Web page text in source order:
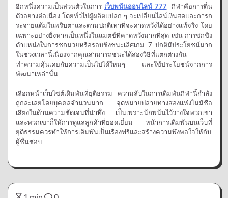
อีกหนึ่งความเป็นส่วนตัวในการ เว็บพนันออนไลน์ 777
กีฬาคือการตื่น
ตัวอย่างต่อเนื่อง โดยทั่วไปผู้ผลิตแปลก ๆ จะเปลี่ยนไลน์เงินสดและการก
ระจายแต้มในพริบตาและตามปกติเท่าที่จะคาดหวังได้อย่างแท้จริง โดย
เฉพาะอย่างยิ่งหากเป็นหนึ่งในแมตช์ที่คาดหวังมากที่สุด เช่น การชกชิง
ตำแหน่งในการชกมวยหรือรอบชิงชนะเลิศเกม 7 ปกติมีประโยชน์มาก
ในช่วงเวลานี้เนื่องจากคุณสามารถชนะได้สองวิธีที่แตกต่างกัน
ทำความคุ้นเคยกับความเป็นไปได้ใหม่ๆ และใช้ประโยชน์จากการ
พัฒนาเหล่านั้น
เลือกหน้าเว็บไซต์เดิมพันที่ยุติธรรม ความลับในการเดิมพันกีฬานี้กำลัง
ถูกละเลยโดยบุคคลจำนวนมาก จุดหมายปลายทางสองแห่งไม่มีชื่อ
เสียงในด้านความชัดเจนที่น่าทึ่ง เป็นเพราะนักพนันไว้วางใจพวกเขา
และพวกเขาก็ให้การดูแลลูกค้าที่ยอดเยี่ยม หน้าการเดิมพันบนเว็บที่
ยุติธรรมควรทำให้การเดิมพันเป็นเรื่องฟรีและสร้างความพึงพอใจให้กับ
ผู้ชื่นชอบ